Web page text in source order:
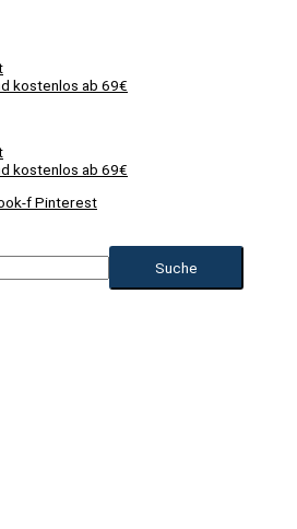
kostenlos ab 69€
kostenlos ab 69€
fPinterest